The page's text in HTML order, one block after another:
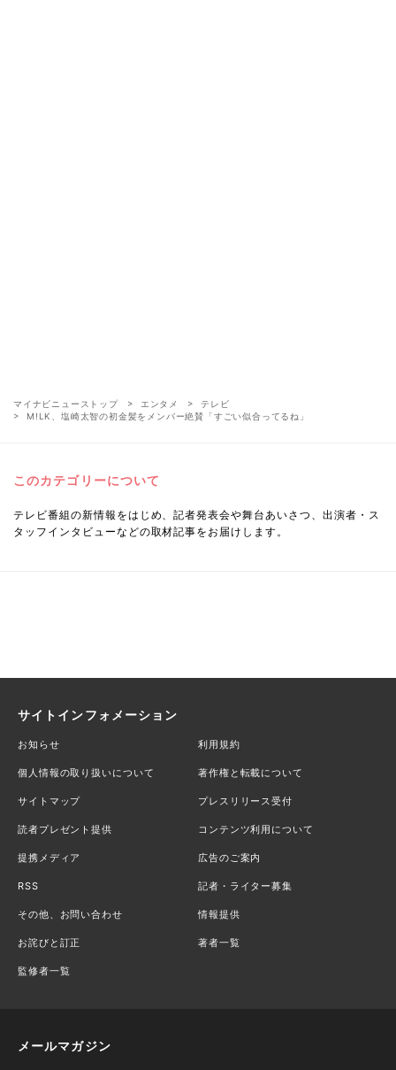
マイナビニューストップ エンタメ
テレビ
M!LK、塩崎太智の初金髪をメンバー絶賛「すごい似合ってるね」
このカテゴリーについて
テレビ番組の新情報をはじめ、記者発表会や舞台あいさつ、出演者・ス
タッフインタビューなどの取材記事をお届けします。
サイトインフォメーション
お知らせ 利用規約
個人情報の取り扱いについて 著作権と転載について
サイトマップ プレスリリース受付
読者プレゼント提供 コンテンツ利用について
提携メディア 広告のご案内
RSS 記者・ライター募集
その他、お問い合わせ 情報提供
お詫びと訂正 著者一覧
監修者一覧
メールマガジン